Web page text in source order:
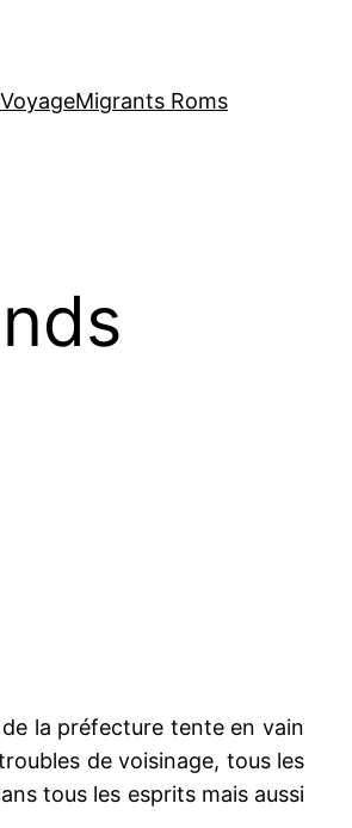
Migrants Roms
la préfecture tente en vain
de voisinage, tous les
tous les esprits mais aussi